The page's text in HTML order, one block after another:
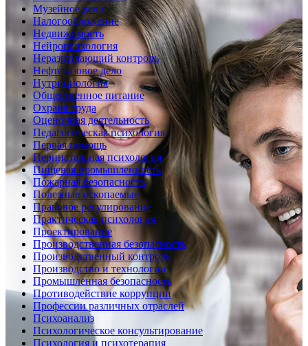
Музейное дело
Налогообложение
Недвижимость
Нейропсихология
Неразрушающий контроль
Нефтегазовое дело
Нутрициология
Общественное питание
Охрана труда
Оценочная деятельность
Педагогическая психология
Первая помощь
Перинатальная психология
Пищевая промышленность
Пожарная безопасность
Полезные ископаемые
Правовое регулирование
Практическая психология
Проектирование
Производственная безопасность
Производственный контроль
Производство и технологии
Промышленная безопасность
Противодействие коррупции
Профессии различных отраслей
Психоанализ
Психологическое консультирование
Психология и психотерапия